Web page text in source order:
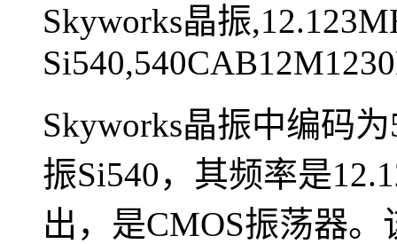
Skyworks晶振
Skyworks晶振中编码
振Si540，其频率是
出，是CMOS振荡器